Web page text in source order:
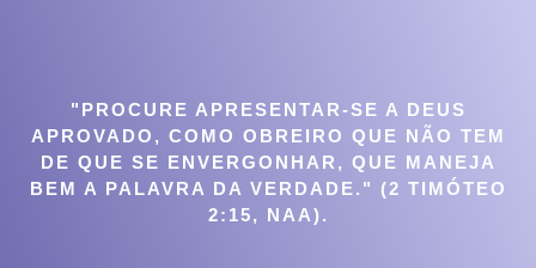
"PROCURE APRESENTAR-SE A DEUS
APROVADO, COMO OBREIRO QUE NÃO TEM
DE QUE SE ENVERGONHAR, QUE MANEJA
BEM A PALAVRA DA VERDADE." (2 TIMÓTEO
2:15, NAA).